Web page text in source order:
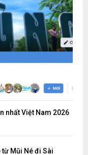
nhất Việt Nam 2026
Mũi Né đi Sài